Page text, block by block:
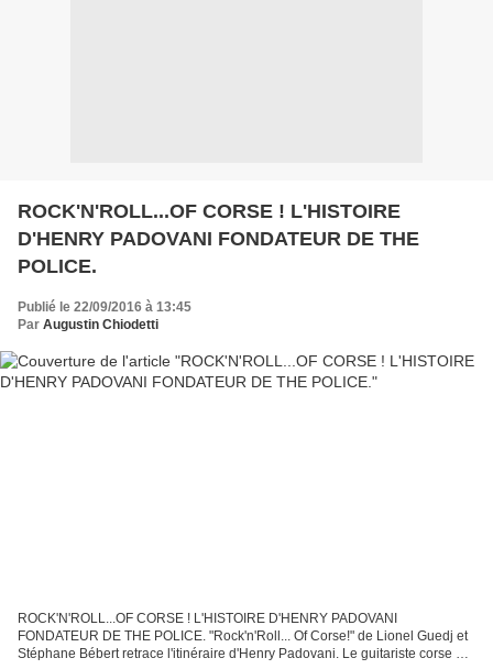
ROCK'N'ROLL...OF CORSE ! L'HISTOIRE
D'HENRY PADOVANI FONDATEUR DE THE
POLICE.
Publié le 22/09/2016 à 13:45
Par Augustin Chiodetti
ROCK'N'ROLL...OF CORSE ! L'HISTOIRE D'HENRY PADOVANI
FONDATEUR DE THE POLICE. "Rock'n'Roll... Of Corse!" de Lionel Guedj et
Stéphane Bébert retrace l'itinéraire d'Henry Padovani. Le guitariste corse a